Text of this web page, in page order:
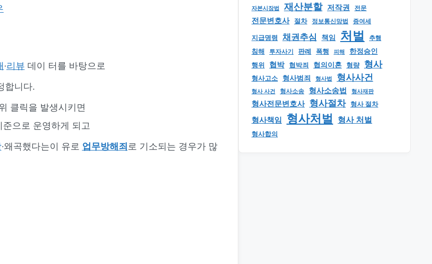
·리뷰 데이 터를 바탕으로
합니다.
클릭을 발생시키면
준으로 운영하게 되고
·왜곡했다는이 유로 업무방해죄 로 기소되는 경우가 많
자본시장법 재산분할 저작권 전문
전문변호사 절차 정보통신망법 증여세
지급명령 채권추심 책임 처벌
추행
침해
투자사기 판례 폭행 피해 한정승인
행위 협박 협박죄 협의이혼 형량 형사
형사고소 형사범죄 형사법 형사사건
형사 사건 형사소송 형사소송법 형사재판
형사전문변호사 형사절차 형사 절차
형사책임 형사처벌 형사 처벌
형사합의